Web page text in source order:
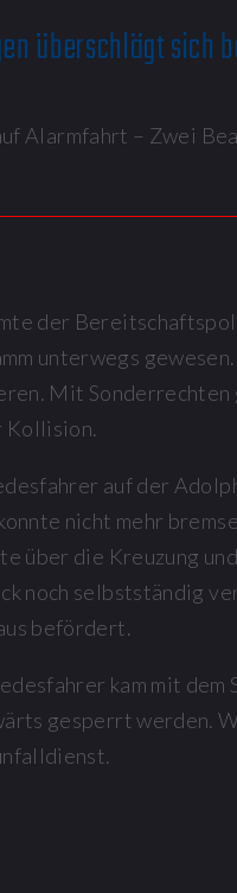
überschlägt sich
Alarmfahrt – Zwei
der
unterwegs
Mit Sonderrechten
Kollision.
auf der
nicht mehr
über die Kreuzung
noch selbstständig
befördert.
kam mit dem
gesperrt werden.